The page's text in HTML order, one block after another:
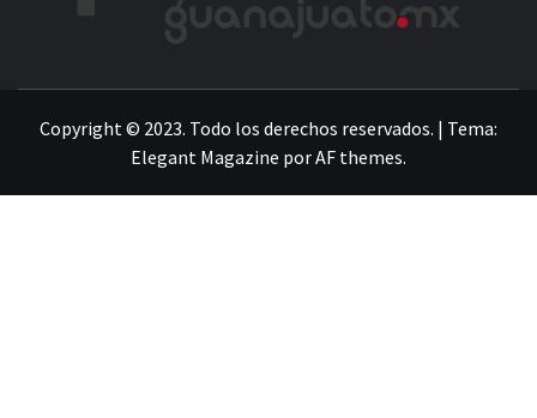
Copyright © 2023. Todo los derechos reservados. | Tema:
Elegant Magazine porAF themes.